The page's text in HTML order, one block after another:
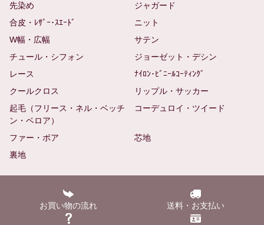
先染め
ジャガード
合皮・ﾚｻﾞｰ･ｽｴｰﾄﾞ
ニット
W幅・広幅
サテン
チュール・シフォン
ジョーゼット・デシン
レース
ﾅｲﾛﾝ･ﾋﾞﾆｰﾙｺｰﾃｨﾝｸﾞ
クールクロス
リップル・サッカー
起毛（フリース・ネル・ベッチ
ン・ベロア）
コーデュロイ・ツイード
ファー・ボア
芯地
裏地
お買い物の流れ 送料・お支払い